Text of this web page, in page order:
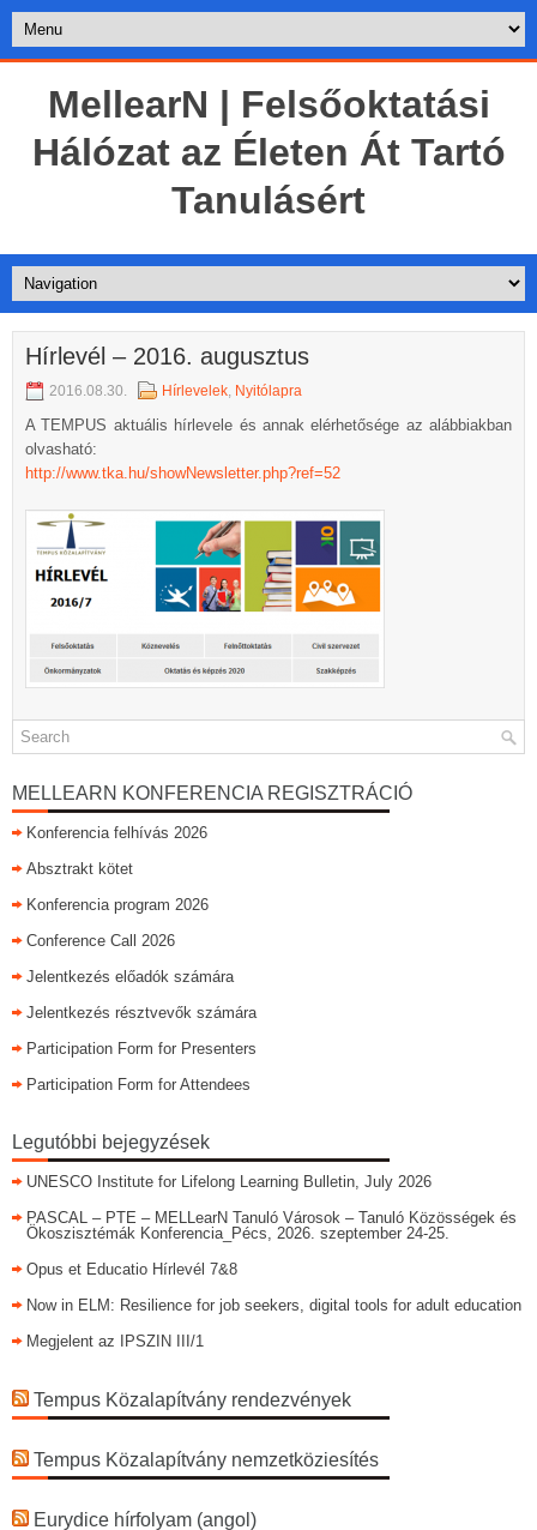
MellearN | Felsőoktatási
Hálózat az Életen Át Tartó
Tanulásért
Hírlevél – 2016. augusztus
2016.08.30. Hírlevelek, Nyitólapra
A TEMPUS aktuális hírlevele és annak elérhetősége az alábbiakban
olvasható:
http://www.tka.hu/showNewsletter.php?ref=52
MELLEARN KONFERENCIA REGISZTRÁCIÓ
Konferencia felhívás 2026
Absztrakt kötet
Konferencia program 2026
Conference Call 2026
Jelentkezés előadók számára
Jelentkezés résztvevők számára
Participation Form for Presenters
Participation Form for Attendees
Legutóbbi bejegyzések
UNESCO Institute for Lifelong Learning Bulletin, July 2026
PASCAL – PTE – MELLearN Tanuló Városok – Tanuló Közösségek és
Ökoszisztémák Konferencia_Pécs, 2026. szeptember 24-25.
Opus et Educatio Hírlevél 7&8
Now in ELM: Resilience for job seekers, digital tools for adult education
Megjelent az IPSZIN III/1
Tempus Közalapítvány rendezvények
Tempus Közalapítvány nemzetköziesítés
Eurydice hírfolyam (angol)